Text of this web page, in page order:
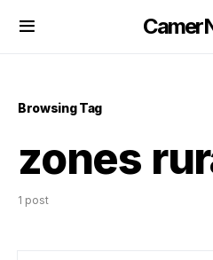
Browsing Tag
zones
1 post